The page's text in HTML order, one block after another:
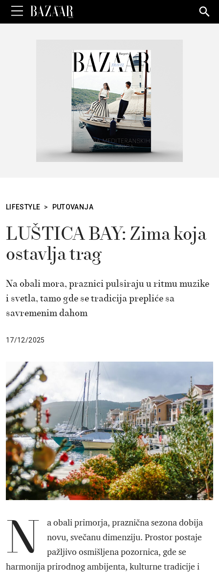
for:
LIFESTYLE > PUTOVANJA
LUŠTICA BAY: Zima koja
ostavlja trag
Na obali mora, praznici pulsiraju u ritmu muzike
i svetla, tamo gde se tradicija prepliće sa
savremenim dahom
17/12/2025
N
a obali primorja, praznična sezona dobija
novu, svečanu dimenziju. Prostor postaje
pažljivo osmišljena pozornica, gde se
harmonija prirodnog ambijenta, kulturne tradicije i